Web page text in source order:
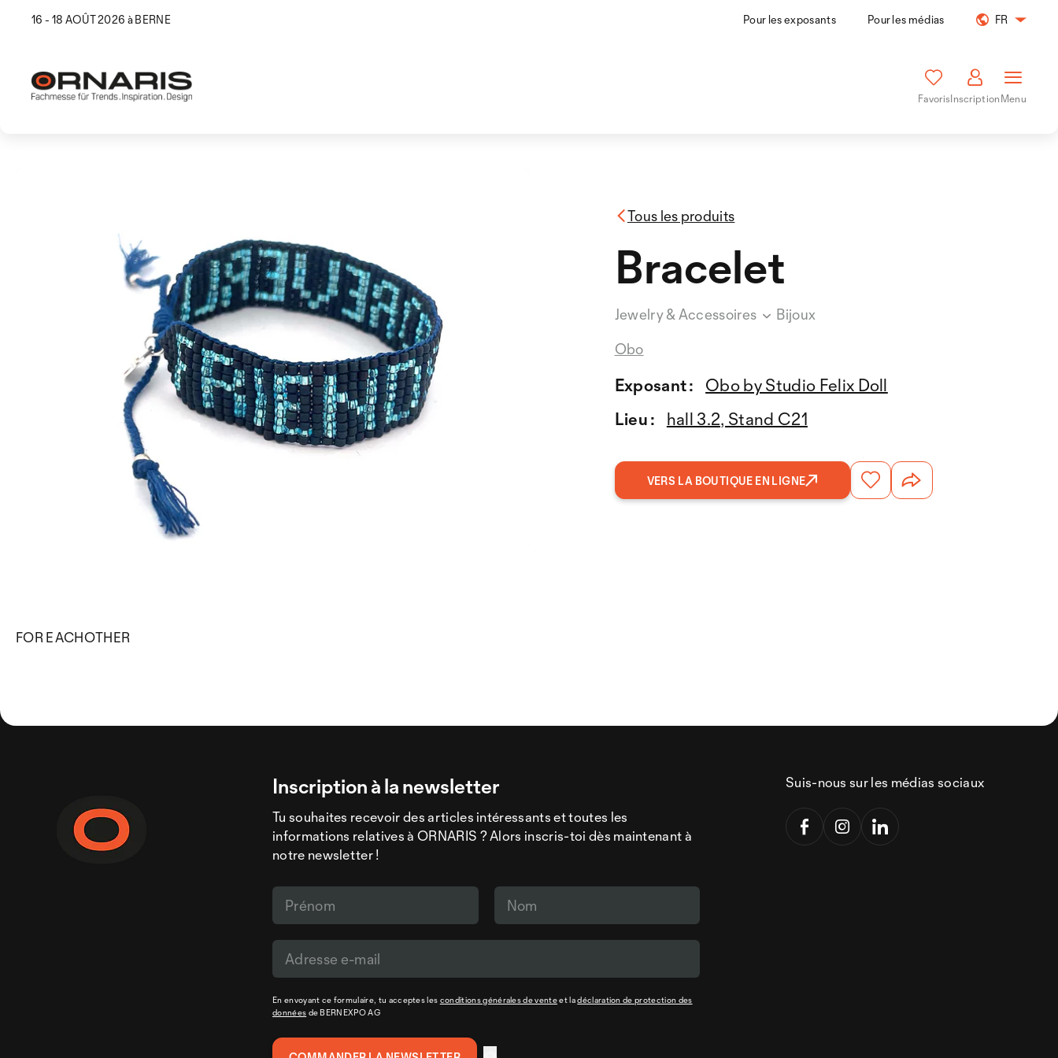
16 - 18 AOÛT 2026 à BERNE Pour les exposants Pour les médias FR
FavorisInscriptionMenu
Tous les produits
Bracelet
Jewelry & Accessoires
Bijoux
Obo
Exposant :
Obo by Studio Felix Doll
Lieu :
hall 3.2, Stand C21
VERS LA BOUTIQUE EN LIGNE
FOR EACHOTHER
Inscription à la newsletter
Tu souhaites recevoir des articles intéressants et toutes les
informations relatives à ORNARIS ? Alors inscris-toi dès maintenant à
notre newsletter !
En envoyant ce formulaire, tu acceptes les conditions générales de venteet ladéclaration de protection des
données de BERNEXPO AG
Suis-nous sur les médias sociaux